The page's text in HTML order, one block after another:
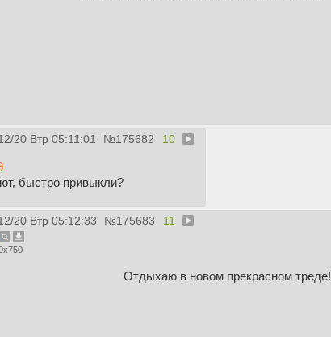
20 Втр 05:11:01 №175682 10
быстро привыкли?
20 Втр 05:12:33 №175683 11
Отдыхаю в новом прекрасном треде!